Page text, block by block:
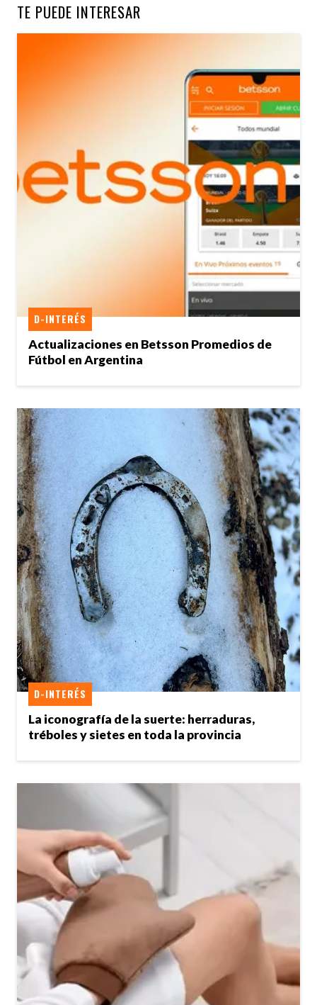
TE PUEDE INTERESAR
Actualizaciones en Betsson Promedios de
Fútbol en Argentina
D-INTERÉS
La iconografía de la suerte: herraduras,
tréboles y sietes en toda la provincia
D-INTERÉS